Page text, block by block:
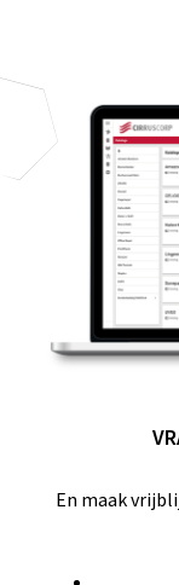
En maak